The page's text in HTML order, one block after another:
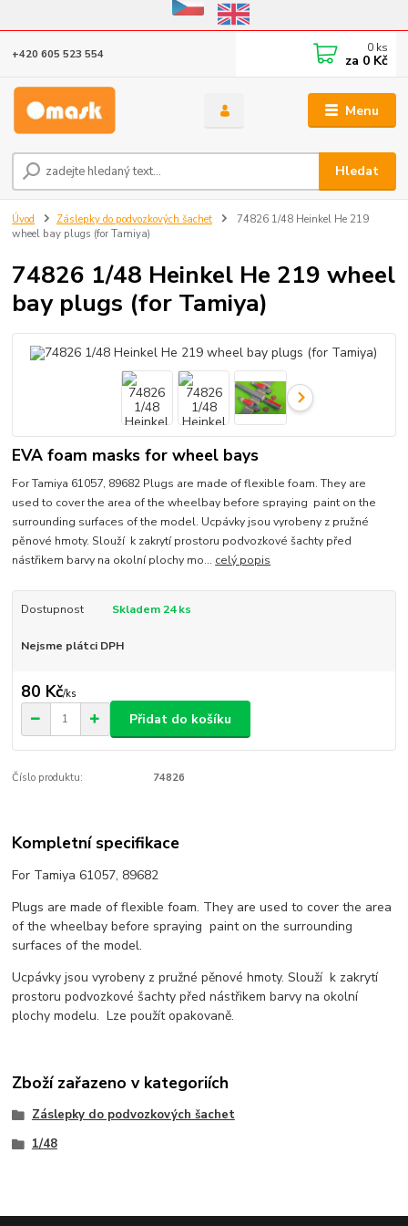
Eshop v provozu do 31.10.2026
Menu
Hledat
+420 605 523 554 0 ks
za 0 Kč
Úvod Záslepky do podvozkových šachet
74826 1/48 Heinkel He 219
wheel bay plugs (for Tamiya)
74826 1/48 Heinkel He 219 wheel
bay plugs (for Tamiya)
EVA foam masks for wheel bays
For Tamiya 61057, 89682 Plugs are made of flexible foam. They are
used to cover the area of the wheelbay before spraying paint on the
surrounding surfaces of the model. Ucpávky jsou vyrobeny z pružné
pěnové hmoty. Slouží k zakrytí prostoru podvozkové šachty před
nástřikem barvy na okolní plochy mo... celý popis
Dostupnost Skladem 24 ks
Nejsme plátci DPH
80 Kč/ks
Přidat do košíku
Číslo produktu: 74826
Kompletní specifikace
For Tamiya 61057, 89682
Plugs are made of flexible foam. They are used to cover the area
of the wheelbay before spraying paint on the surrounding
surfaces of the model.
Ucpávky jsou vyrobeny z pružné pěnové hmoty. Slouží k zakrytí
prostoru podvozkové šachty před nástřikem barvy na okolní
plochy modelu. Lze použít opakovaně.
Zboží zařazeno v kategoriích
Záslepky do podvozkových šachet
1/48